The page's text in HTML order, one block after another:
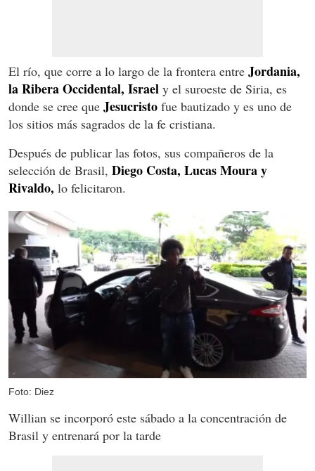
El río, que corre a lo largo de la frontera entre Jordania,
la Ribera Occidental, Israel y el suroeste de Siria, es
donde se cree que Jesucristo fue bautizado y es uno de
los sitios más sagrados de la fe cristiana.
Después de publicar las fotos, sus compañeros de la
selección de Brasil, Diego Costa, Lucas Moura y
Rivaldo, lo felicitaron.
Foto: Diez
Willian se incorporó este sábado a la concentración de
Brasil y entrenará por la tarde